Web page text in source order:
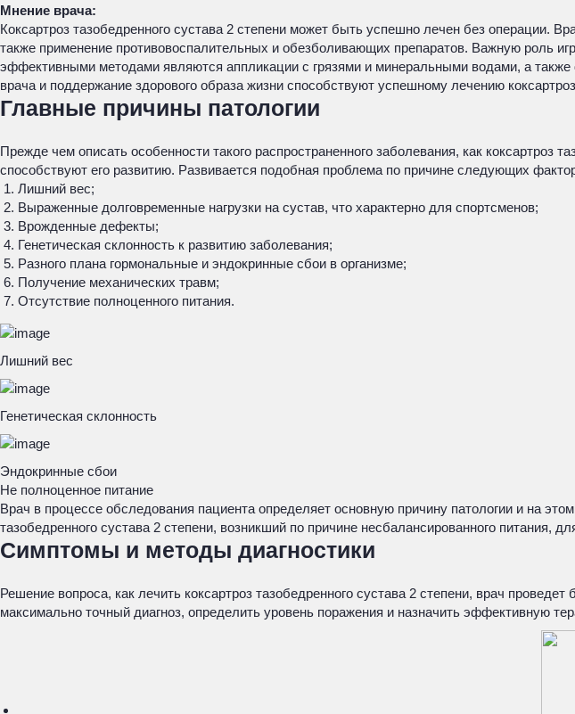
Мнение врача:
Коксартроз тазобедренного сустава 2 степени может быть успешно лечен без
также применение противовоспалительных и обезболивающих препаратов. Важную роль
эффективными методами являются аппликации с грязями и минеральными водами, а
врача и поддержание здорового образа жизни способствуют успешному лечению
Главные причины патологии
Прежде чем описать особенности такого распространенного заболевания, как коксартроз
способствуют его развитию. Развивается подобная проблема по причине следующих
Лишний вес;
Выраженные долговременные нагрузки на сустав, что характерно для спортсменов;
Врожденные дефекты;
Генетическая склонность к развитию заболевания;
Разного плана гормональные и эндокринные сбои в организме;
Получение механических травм;
Отсутствие полноценного питания.
Лишний вес
Генетическая склонность
Эндокринные сбои
Не полноценное питание
Врач в процессе обследования пациента определяет основную причину патологии и на
тазобедренного сустава 2 степени, возникший по причине несбалансированного питания,
Симптомы и методы диагностики
Решение вопроса, как лечить коксартроз тазобедренного сустава 2 степени, врач
максимально точный диагноз, определить уровень поражения и назначить эффективную